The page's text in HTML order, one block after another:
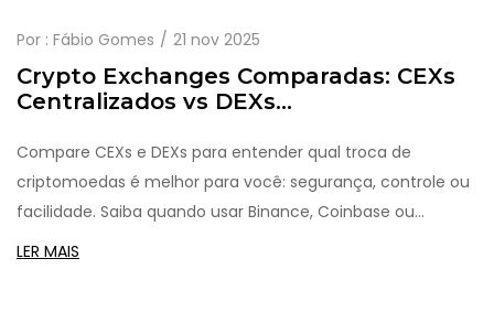
Por : Fábio Gomes 21 nov 2025
Crypto Exchanges Comparadas: CEXs
Centralizados vs DEXs
Ativos
Compare CEXs e DEXs para entender qual troca de
criptomoedas é melhor para você: segurança, controle ou
facilidade. Saiba quando usar Binance, Coinbase ou
Uniswap.
LER MAIS